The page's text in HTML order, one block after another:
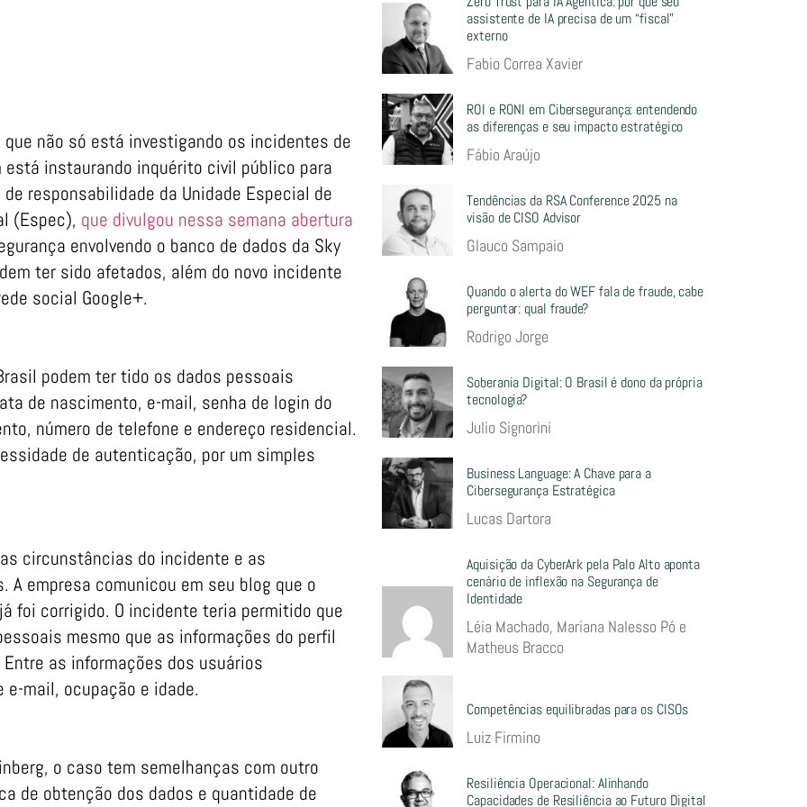
não só está investigando os incidentes de
instaurando inquérito civil público para
responsabilidade da Unidade Especial de
(Espec), que divulgou nessa semana abertura
envolvendo o banco de dados da Sky
ter sido afetados, além do novo incidente
social Google+.
podem ter tido os dados pessoais
de nascimento, e-mail, senha de login do
número de telefone e endereço residencial.
de autenticação, por um simples
circunstâncias do incidente e as
empresa comunicou em seu blog que o
foi corrigido. O incidente teria permitido que
mesmo que as informações do perfil
as informações dos usuários
mail, ocupação e idade.
o caso tem semelhanças com outro
de obtenção dos dados e quantidade de
assistente de IA precisa de um “fiscal”
externo
Fabio Correa Xavier
ROI e RONI em Cibersegurança: entendendo
as diferenças e seu impacto estratégico
Fábio Araújo
Tendências da RSA Conference 2025 na
visão de CISO Advisor
Glauco Sampaio
Quando o alerta do WEF fala de fraude, cabe
perguntar: qual fraude?
Rodrigo Jorge
Soberania Digital: O Brasil é dono da própria
tecnologia?
Julio Signorini
Business Language: A Chave para a
Cibersegurança Estratégica
Lucas Dartora
Aquisição da CyberArk pela Palo Alto aponta
cenário de inflexão na Segurança de
Identidade
Léia Machado, Mariana Nalesso Pó e
Matheus Bracco
Competências equilibradas para os CISOs
Luiz Firmino
Resiliência Operacional: Alinhando
Capacidades de Resiliência ao Futuro Digital